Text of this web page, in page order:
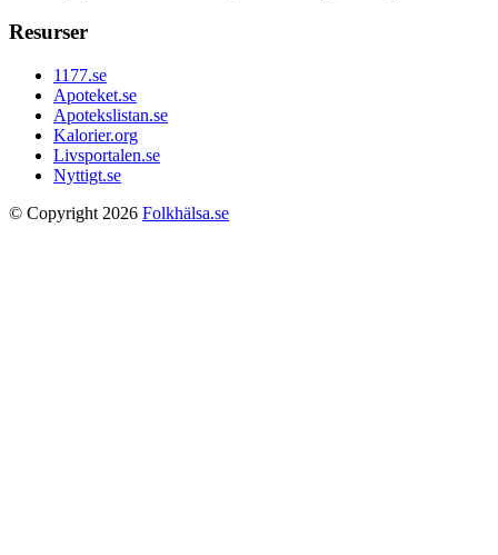
Resurser
1177.se
Apoteket.se
Apotekslistan.se
Kalorier.org
Livsportalen.se
Nyttigt.se
© Copyright 2026 Folkhälsa.se